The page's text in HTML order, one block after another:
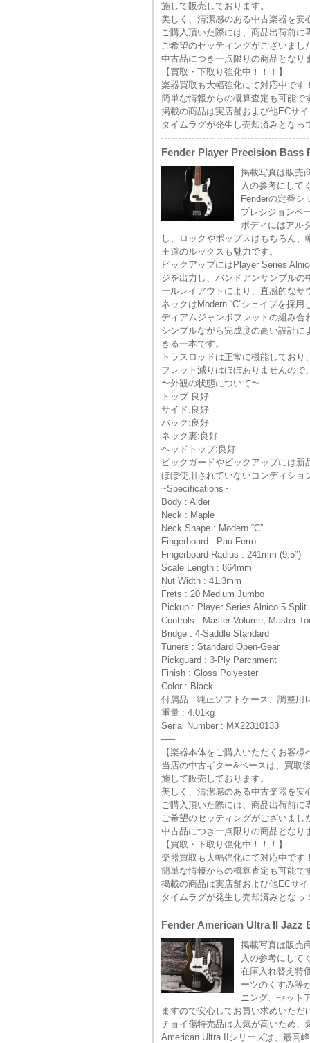
施して販売しております。
美しく、清潔感のある中古楽器を
ご購入頂いた際には、商品出荷前
ご希望のセッティングがございま
中古品につき一点限りの商品とな
【買取・下取り強化中！！！】
楽器買取も大幅強化にて対応中で
簡単な情報からの概算査定も可能
掲載の商品は実店舗および他ECサ
タイムラグが発生し売却済みとな
Fender Player Precision Bass
掲載写真は販売
入の参考にして
Fenderの定番シ
プレシジョンベ
ボディにはアル
し、ロックやポップスはもちろん
王道のルックスも魅力です。
ピックアップにはPlayer Series
ジを出力し、バンドアンサンブル
ールレイアウトにより、直感的なサ
ネックはModern “C”シェイプを採
ディアムジャンボフレットの組み
シンプルながら完成度の高い設計
きる一本です。
トラスロッドは正常に機能してお
フレット減りはほぼありませんの
〜外観の状態について〜
トップ:良好
サイド:良好
バック:良好
ネック裏:良好
ヘッドトップ:良好
ピックガードやピックアップには
ほぼ使用されていないコンディショ
~Specifications~
Body : Alder
Neck : Maple
Neck Shape : Modern “C”
Fingerboard : Pau Ferro
Fingerboard Radius : 241mm (9.5″)
Scale Length : 864mm
Nut Width : 41.3mm
Frets : 20 Medium Jumbo
Pickup : Player Series Alnico 5
Controls : Master Volume, Master
Bridge : 4-Saddle Standard
Tuners : Standard Open-Gear
Pickguard : 3-Ply Parchment
Finish : Gloss Polyester
Color : Black
付属品 : 純正ソフトケース、調整用
重量 : 4.01kg
Serial Number : MX22310133
—–
【楽器本体をご購入いただくお客様
当店の中古ギター&ベースは、買取
施して販売しております。
美しく、清潔感のある中古楽器を
ご購入頂いた際には、商品出荷前
ご希望のセッティングがございま
中古品につき一点限りの商品とな
【買取・下取り強化中！！！】
楽器買取も大幅強化にて対応中で
簡単な情報からの概算査定も可能
掲載の商品は実店舗および他ECサ
タイムラグが発生し売却済みとな
Fender American Ultra II Jazz
掲載写真は販売
入の参考にして
在庫入れ替え特
ーツのくすみ等
ニング、セット
ますので安心してお買い求めいただ
チョイ傷特売品は人気が高いため
American Ultra IIシリーズは、最高